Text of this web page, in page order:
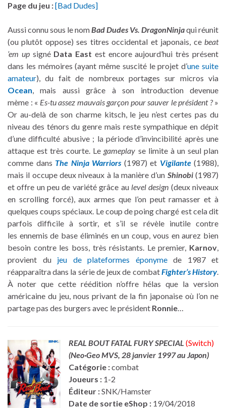
Page du jeu :[Bad Dudes]
Aussi connu sous le nomBad Dudes Vs. DragonNinjaqui réunit
(ou plutôt oppose) ses titres occidental et japonais, ce beat
’em upsigné Data East est encore aujourd’hui très présent
dans les mémoires (ayant même suscité le projet d’une suite
amateur), du fait de nombreux portages sur micros via
Ocean, mais aussi grâce à son introduction devenue
mème : « Es-tu assez mauvais garçon pour sauver le président ?»
Or au-delà de son charme kitsch, le jeu n’est certes pas du
niveau des ténors du genre mais reste sympathique en dépit
d’une difficulté abusive ; la période d’invincibilité après une
attaque est très courte. Le gameplay se limite à un seul plan
comme dans The Ninja Warriors (1987) et Vigilante(1988),
mais il occupe deux niveaux à la manière d’un Shinobi(1987)
et offre un peu de variété grâce au level design (deux niveaux
en scrolling forcé), aux armes que l’on peut ramasser et à
quelques coups spéciaux. Le coup de poing chargé est cela dit
parfois difficile à sortir, et s’il se révèle inutile contre
les ennemis de base éliminés en un coup, vous en aurez bien
besoin contre les boss, très résistants. Le premier, Karnov,
provient du jeu de plateformes éponymede 1987et
réapparaîtra dans la série de jeux de combatFighter’s History.
À noter que cette réédition n’offre hélas que la version
américaine du jeu, nous privant de la fin japonaise où l’on ne
partage pas des burgers avec le président Ronnie…
REAL BOUT FATAL FURY SPECIAL (Switch)
(Neo·Geo MVS, 28 janvier 1997 au Japon)
Catégorie :combat
Joueurs : 1-2
Éditeur :SNK/Hamster
Date de sortie eShop : 19/04/2018